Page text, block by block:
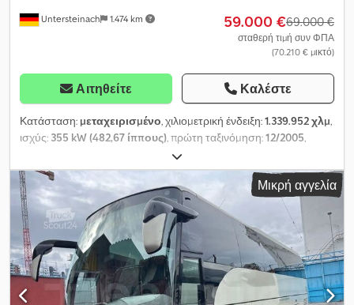
Untersteinach 1.474 km 59.000 €69.000 €
σταθερή τιμή συν ΦΠΑ
(70.210 € μικτό)
Αιτηθείτε Καλέστε
Κατάσταση: μεταχειρισμένο, χιλιομετρική ένδειξη:1.339.952 χλμ,
ισχύς: 355 kW (482,67 ίππους), πρώτη ταξινόμηση:12/2005,
, αριθμός θέσεων:
μηχανικός, κατηγορία εκπομπών:Euro 3, χρώμα:μαύρο, φρένα:
επιβραδυντής, Έτος κατασκευής:2005 , Εξοπλισμός:ABS,
κλιματισμός, προβολείς ομίχλης, σύνδεσμος
ρυμουλκούμενου, σύστημα αυτόματου ελέγχου ταχύτητας,
σύστημα ελέγχου πρόσφυσης, υδραυλικό τιμόνι, = Επιπλέον
επιλογές και εξοπλισμός = - Ηλεκτρικά ρυθμιζόμενοι εξωτερικοί
καθρέπτες - Ηλεκτρονικό σύστημα πέδησης (EBS) - Θέρμανση -
Κλιματισμός - Ψυγείο - Ζάντες ελαφρού κράματος - Ράδιο -
Μικρή αγγελία